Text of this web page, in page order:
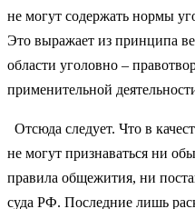
не могут содержать нормы
Это выражает из принципа
области уголовно –
применительной
Отсюда следует. Что в
не могут признаваться ни
правила общежития, ни
суда РФ. Последние лишь